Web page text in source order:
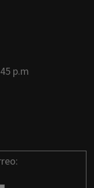
p.m